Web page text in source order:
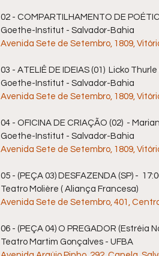
02 - COMPARTILHAMENTO DE
Goethe-Institut - Salvador-Bahia
Avenida Sete de Setembro, 1809,
03 - ATELIÊ DE IDEIAS (01)  Licko
Goethe-Institut - Salvador-Bahia
Avenida Sete de Setembro, 1809,
04 - OFICINA DE CRIAÇÃO (02)  -
Goethe-Institut - Salvador-Bahia
Avenida Sete de Setembro, 1809,
05 - (PEÇA 03) DESFAZENDA (SP) -
Teatro Molière ( Aliança Francesa)
Avenida Sete de Setembro, 401,
06 - (PEÇA 04) O PREGADOR (Estréia
Teatro Martim Gonçalves - UFBA